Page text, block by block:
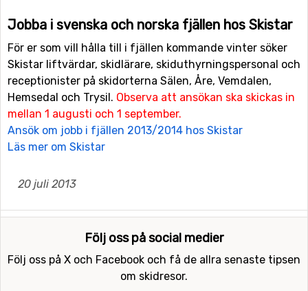
Jobba i svenska och norska fjällen hos Skistar
För er som vill hålla till i fjällen kommande vinter söker
Skistar liftvärdar, skidlärare, skiduthyrningspersonal och
receptionister på skidorterna Sälen, Åre, Vemdalen,
Hemsedal och Trysil. Observa att ansökan ska skickas in
mellan 1 augusti och 1 september.
Ansök om jobb i fjällen 2013/2014 hos Skistar
Läs mer om Skistar
20 juli 2013
Följ oss på social medier
Följ oss på X och Facebook och få de allra senaste tipsen
om skidresor.